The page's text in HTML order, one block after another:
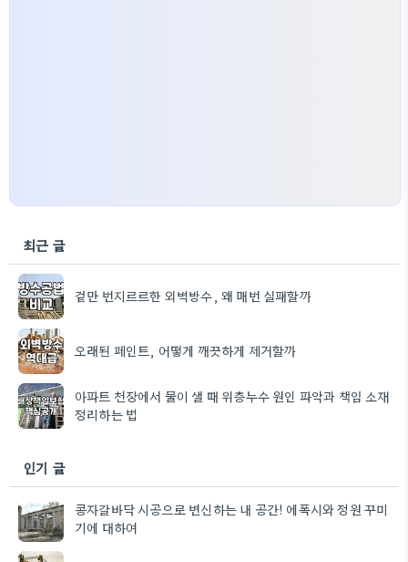
최근 글
겉만 번지르르한 외벽방수, 왜 매번 실패할까
오래된 페인트, 어떻게 깨끗하게 제거할까
아파트 천장에서 물이 샐 때 위층누수 원인 파악과 책임 소재
정리하는 법
인기 글
콩자갈바닥 시공으로 변신하는 내 공간! 에폭시와 정원 꾸미
기에 대하여